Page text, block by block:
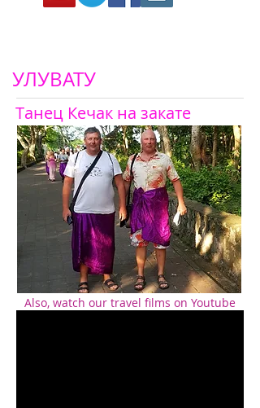
УЛУВАТУ
Танец Кечак на закате
Also, watch our travel films on Youtube